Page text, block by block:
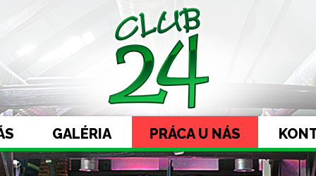
GALÉRIA PRÁCA U NÁS